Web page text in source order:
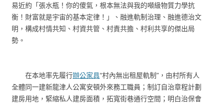
易近約「張水瓶！你的傻氣，根本無法與我的噸級物質力學抗
衡！財富就是宇宙的基本定律！」、融進軌制治理、融進德治文
明，構成村情共知、村資共管、村責共擔、村利共享的傑出局
勢。
在本地率先履行辦公家具“村內無出租屋軌制”，由村所有人
全體同一建新龍津人公寓安頓外來務工職員；制訂自治章程計劃
建房用地，緊縮私人建房面積，拓寬街巷通行空間；明白治保會